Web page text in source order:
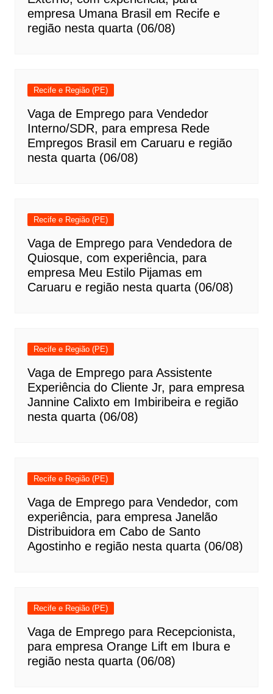
empresa Umana Brasil em Recife e
região nesta quarta (06/08)
Recife e Região (PE)
Vaga de Emprego para Vendedor
Interno/SDR, para empresa Rede
Empregos Brasil em Caruaru e região
nesta quarta (06/08)
Recife e Região (PE)
Vaga de Emprego para Vendedora de
Quiosque, com experiência, para
empresa Meu Estilo Pijamas em
Caruaru e região nesta quarta (06/08)
Recife e Região (PE)
Vaga de Emprego para Assistente
Experiência do Cliente Jr, para empresa
Jannine Calixto em Imbiribeira e região
nesta quarta (06/08)
Recife e Região (PE)
Vaga de Emprego para Vendedor, com
experiência, para empresa Janelão
Distribuidora em Cabo de Santo
Agostinho e região nesta quarta (06/08)
Recife e Região (PE)
Vaga de Emprego para Recepcionista,
para empresa Orange Lift em Ibura e
região nesta quarta (06/08)